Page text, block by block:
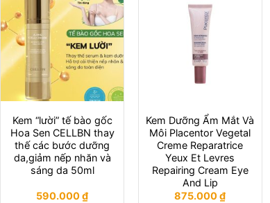
Kem “lười” tế bào gốc
Hoa Sen CELLBN thay
thế các bước dưỡng
da,giảm nếp nhăn và
sáng da 50ml
590.000₫
Kem Dưỡng Ẩm Mắt Và
Môi Placentor Vegetal
Creme Reparatrice
Yeux Et Levres
Repairing Cream Eye
And Lip
875.000₫